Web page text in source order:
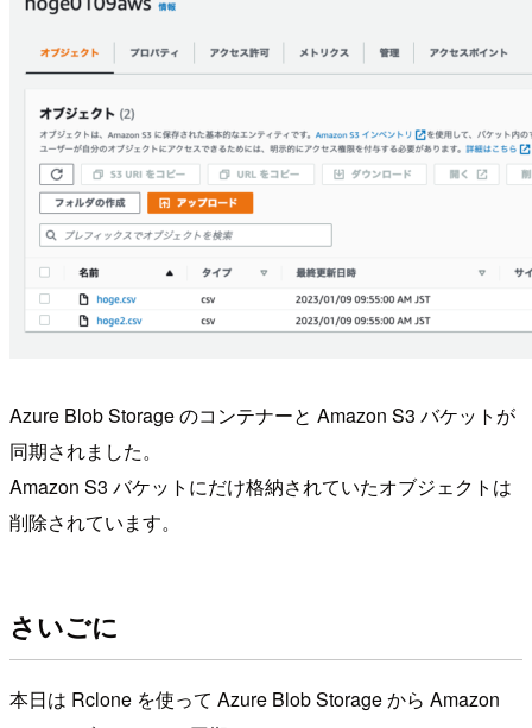
Azure Blob Storage のコンテナーと Amazon S3 バケットが
同期されました。
Amazon S3 バケットにだけ格納されていたオブジェクトは
削除されています。
さいごに
本日は Rclone を使って Azure Blob Storage から Amazon